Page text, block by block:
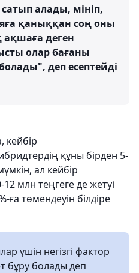
алады, мініп,
қаныққан соң оны
ақшаға деген
олар бағаны
деп есептейді
құны бірден 5-
ал кейбір
млн теңгеге де жетуі
төмендеуін білдіре
үшін негізгі фактор
бұру болады деп